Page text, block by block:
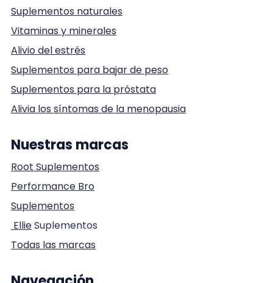
Suplementos naturales
Vitaminas y minerales
Alivio del estrés
Suplementos para bajar de peso
Suplementos para la próstata
Alivia los síntomas de la menopausia
Nuestras marcas
Root Suplementos
Performance Bro
Suplementos
EllieSuplementos
Todas las marcas